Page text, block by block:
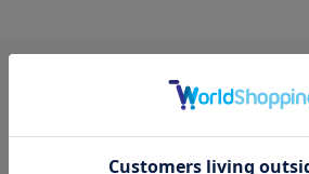
レディース